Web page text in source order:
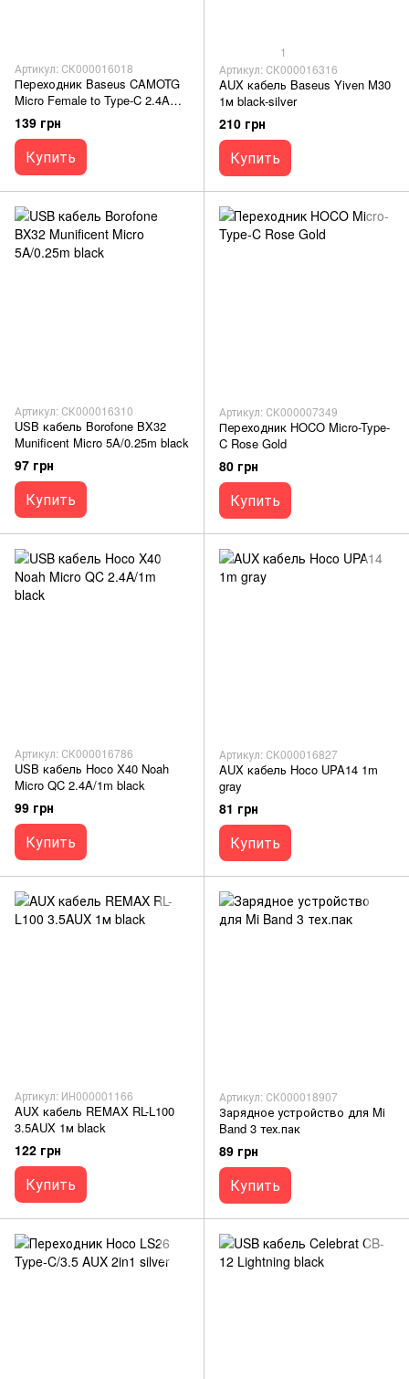
Артикул: СК000016018
Переходник Baseus CAMOTG
Micro Female to Type-C 2.4A
Black
139 грн
Купить
1
Артикул: СК000016316
AUX кабель Baseus Yiven M30
1м black-silver
210 грн
Купить
Артикул: СК000016310
USB кабель Borofone BX32
Munificent Micro 5A/0.25m black
97 грн
Купить
Артикул: СК000007349
Переходник HOCO Micro-Type-
C Rose Gold
80 грн
Купить
Артикул: СК000016786
USB кабель Hoco X40 Noah
Micro QC 2.4A/1m black
99 грн
Купить
Артикул: СК000016827
AUX кабель Hoco UPA14 1m
gray
81 грн
Купить
Артикул: ИН000001166
AUX кабель REMAX RL-L100
3.5AUX 1м black
122 грн
Купить
Артикул: СК000018907
Зарядное устройство для Mi
Band 3 тех.пак
89 грн
Купить